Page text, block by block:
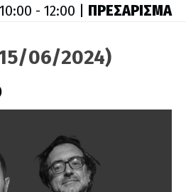
10:00 - 12:00 | ΠΡΕΣΑΡΙΣΜΑ
06/2024)